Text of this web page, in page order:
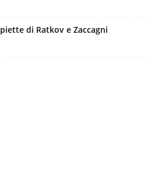
di Ratkov e Zaccagni